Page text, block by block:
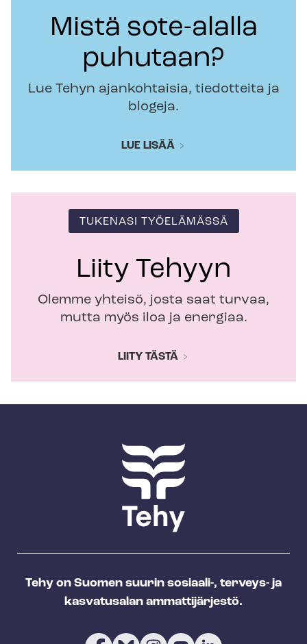
Mistä sote-alalla
puhutaan?
Lue Tehyn ajankohtaisia, tiedotteita ja
blogeja.
LUE LISÄÄ
TUKENASI TYÖELÄMÄSSÄ
Liity Tehyyn
Olemme yhteisö, josta saat turvaa,
mutta myös iloa ja energiaa.
LIITY TÄSTÄ
Tehy on Suomen suurin sosiaali-, terveys- ja
kasvatusalan ammattijärjestö.